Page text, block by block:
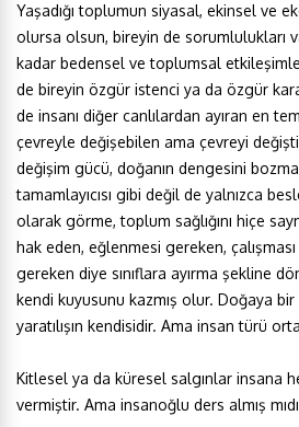
Yaşadığı toplumun siyasal, ekinsel ve
olursa olsun, bireyin de sorumlulukları
kadar bedensel ve toplumsal
de bireyin özgür istenci ya da özgür
de insanı diğer canlılardan ayıran en
çevreyle değişebilen ama çevreyi
değişim gücü, doğanın dengesini
tamamlayıcısı gibi değil de yalnızca
olarak görme, toplum sağlığını hiçe
hak eden, eğlenmesi gereken,
gereken diye sınıflara ayırma şekline
kendi kuyusunu kazmış olur. Doğaya
yaratılışın kendisidir. Ama insan türü
Kitlesel ya da küresel salgınlar insana
vermiştir. Ama insanoğlu ders almış